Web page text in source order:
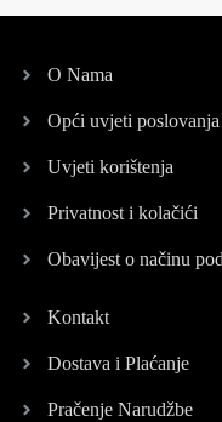
O Nama
Opći uvjeti poslovanja
Uvjeti korištenja
Privatnost i kolačići
Obavijest o načinu
Kontakt
Dostava i Plaćanje
Pračenje Narudžbe